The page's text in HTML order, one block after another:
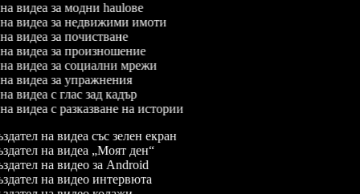
на видеа за модни haulове
на видеа за недвижими имоти
на видеа за почистване
на видеа за произношение
на видеа за социални мрежи
на видеа за упражнения
на видеа с глас зад кадър
на видеа с разказване на истории
на видеа със зелен екран
на видеа „Моят ден“
на видео за Android
на видео интервюта